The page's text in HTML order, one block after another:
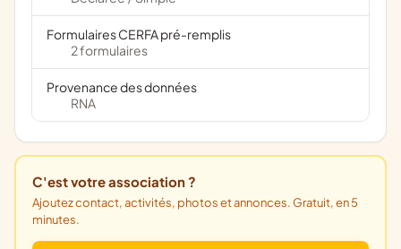
Formulaires CERFA pré-remplis
2 formulaires
Provenance des données
RNA
C'est votre association ?
Ajoutez contact, activités, photos et annonces. Gratuit, en 5
minutes.